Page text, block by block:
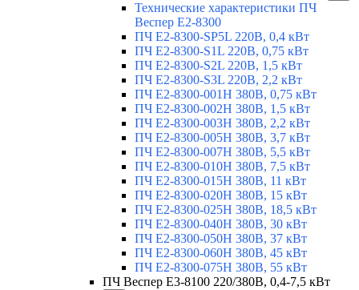
Технические характеристики ПЧ
Веспер E2-8300
ПЧ E2-8300-SP5L 220В, 0,4 кВт
ПЧ E2-8300-S1L 220В, 0,75 кВт
ПЧ E2-8300-S2L 220В, 1,5 кВт
ПЧ E2-8300-S3L 220В, 2,2 кВт
ПЧ E2-8300-001H 380В, 0,75 кВт
ПЧ E2-8300-002H 380В, 1,5 кВт
ПЧ E2-8300-003H 380В, 2,2 кВт
ПЧ E2-8300-005H 380В, 3,7 кВт
ПЧ E2-8300-007H 380В, 5,5 кВт
ПЧ E2-8300-010H 380В, 7,5 кВт
ПЧ E2-8300-015H 380В, 11 кВт
ПЧ E2-8300-020H 380В, 15 кВт
ПЧ E2-8300-025H 380В, 18,5 кВт
ПЧ E2-8300-040H 380В, 30 кВт
ПЧ E2-8300-050H 380В, 37 кВт
ПЧ E2-8300-060H 380В, 45 кВт
ПЧ E2-8300-075H 380В, 55 кВт
ПЧ Веспер E3-8100 220/380В, 0,4-7,5 кВт